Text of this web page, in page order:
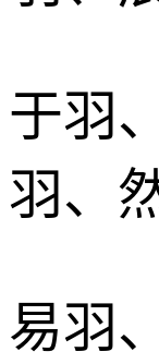
于羽
羽、
易羽